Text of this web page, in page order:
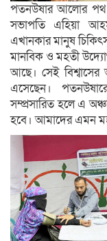
পতনউষার আলোর পথ
সভাপতি এহিয়া
এখানকার মানুষ
মানবিক ও মহতী
আছে। সেই
এসেছেন।
সম্প্রসারিত হলে এ
হবে। আমাদের এমন